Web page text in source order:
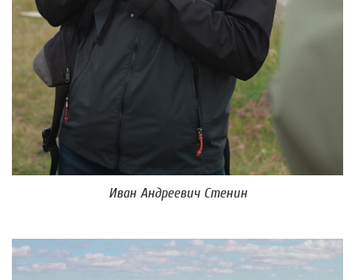
Иван Андреевич Стенин